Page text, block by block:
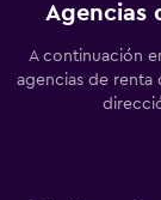
Agencias
A continuación
agencias de renta